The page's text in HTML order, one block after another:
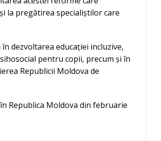
la pregătirea specialiștilor care
dezvoltarea educației incluzive,
pentru copii, precum și în
Republicii Moldova de
Republica Moldova din februarie